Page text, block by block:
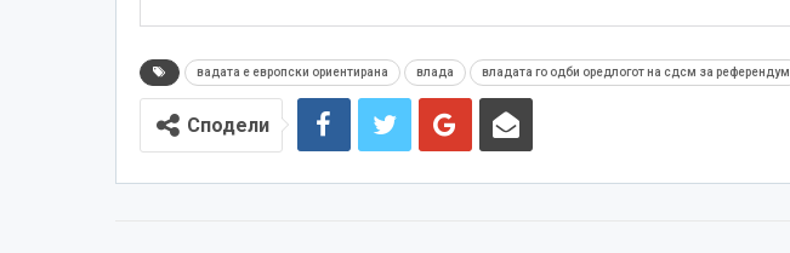
вадата е европски ориентирана влада владата го одби оредлогот на сдсм за референдум
Сподели